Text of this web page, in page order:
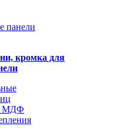
кромка для
МДФ